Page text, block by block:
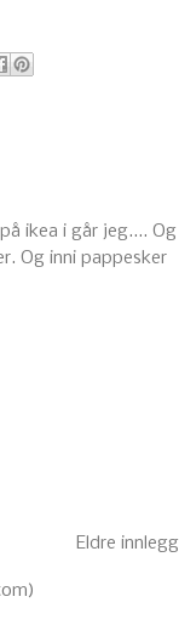
ikea i går jeg.... Og
Og inni pappesker
Eldre innlegg